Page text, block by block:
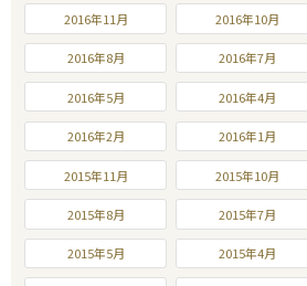
2016年11月 2016年10月
2016年8月 2016年7月
2016年5月 2016年4月
2016年2月 2016年1月
2015年11月 2015年10月
2015年8月 2015年7月
2015年5月 2015年4月